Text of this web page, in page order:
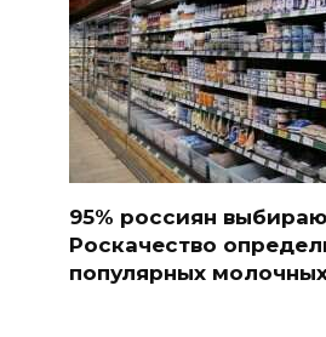
95% россиян
Роскачество
популярных